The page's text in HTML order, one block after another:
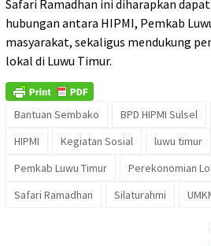
Safari Ramadhan ini diharapkan
hubungan antara HIPMI, Pemkab
masyarakat, sekaligus mendukung
lokal di Luwu Timur.
Bantuan Sembako BPD HIPMI Sulsel
HIPMI
Kegiatan Sosial luwu timur
Pemkab Luwu Timur
Perekonomian
Safari Ramadhan
Silaturahmi